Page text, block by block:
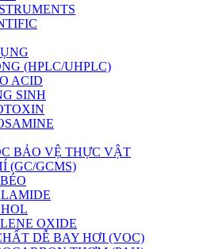
(HPLC/UHPLC)
ACID
SINH
BẢO VỆ THỰC VẬT
(GC/GCMS)
OXIDE
DỄ BAY HƠI (VOC)